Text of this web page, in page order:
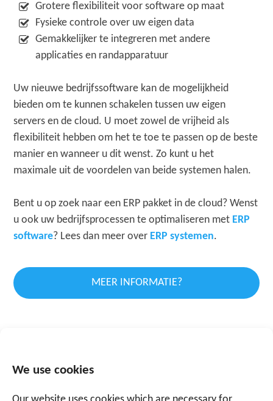
We use cookies
Grotere flexibiliteit voor software op maat
Fysieke controle over uw eigen data
Gemakkelijker te integreren met andere
applicaties en randapparatuur
Uw nieuwe bedrijfssoftware kan de mogelijkheid
bieden om te kunnen schakelen tussen uw eigen
servers en de cloud. U moet zowel de vrijheid als
flexibiliteit hebben om het te toe te passen op de beste
manier en wanneer u dit wenst. Zo kunt u het
maximale uit de voordelen van beide systemen halen.
Bent u op zoek naar een ERP pakket in de cloud? Wenst
u ook uw bedrijfsprocessen te optimaliseren met ERP
software? Lees dan meer over ERP systemen.
MEER INFORMATIE?